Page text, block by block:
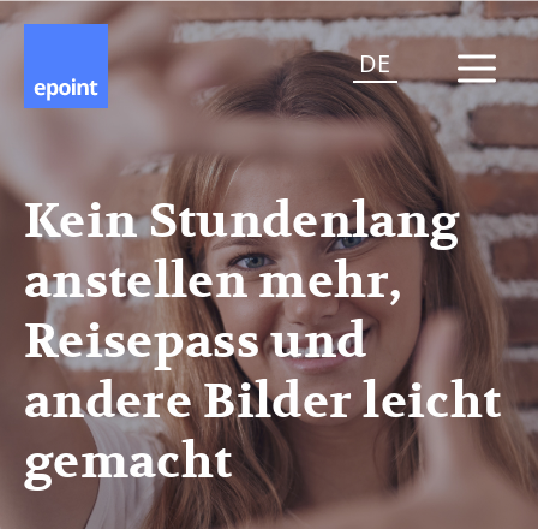
DE
Kein Stundenlang
anstellen mehr,
Reisepass und
andere Bilder leicht
gemacht